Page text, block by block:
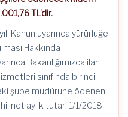
TL’dir.
Kanun uyarınca yürürlüğe
Hakkında
Bakanlığımızca ilan
sınıfında birinci
şube müdürüne ödenen
net aylık tutarı 1/1/2018